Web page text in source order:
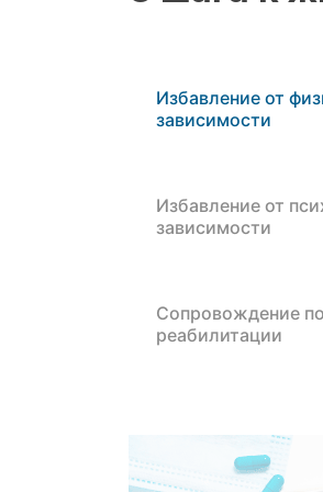
Избавление от
зависимости
Избавление от
зависимости
Сопровождение
реабилитации